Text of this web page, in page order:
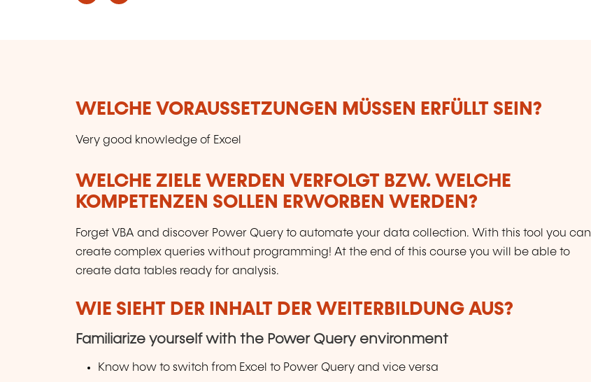
WELCHE VORAUSSETZUNGEN MÜSSEN ERFÜLLT SEIN?
Very good knowledge of Excel
WELCHE ZIELE WERDEN VERFOLGT BZW. WELCHE
KOMPETENZEN SOLLEN ERWORBEN WERDEN?
Forget VBA and discover Power Query to automate your data collection. With this tool you can
create complex queries without programming! At the end of this course you will be able to
create data tables ready for analysis.
WIE SIEHT DER INHALT DER WEITERBILDUNG AUS?
Familiarize yourself with the Power Query environment
Know how to switch from Excel to Power Query and vice versa